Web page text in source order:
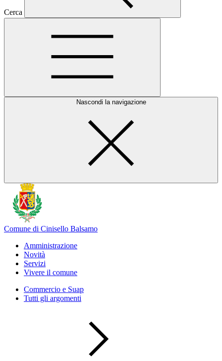
Cerca
Nascondi la navigazione
Comune di Cinisello Balsamo
Amministrazione
Novità
Servizi
Vivere il comune
Commercio e Suap
Tutti gli argomenti